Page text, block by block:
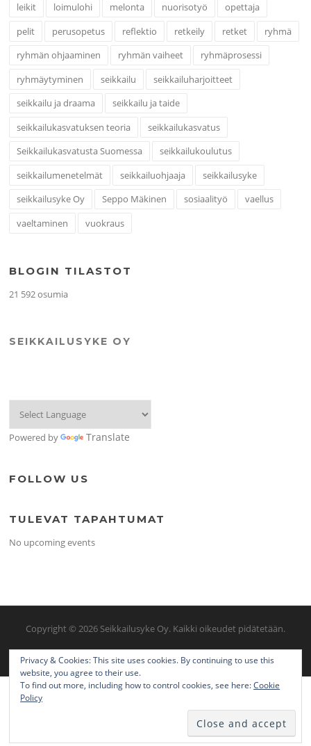
leikit
loimulohi melonta nuorisotyö
opettaja
pelit
perusopetus reflektio retkeily retket
ryhmä
ryhmän ohjaaminen
ryhmän vaiheet
ryhmäprosessi
ryhmäytyminen
seikkailu
seikkailuharjoitteet
seikkailu ja draama
seikkailu ja taide
seikkailukasvatuksen teoria
seikkailukasvatus
Seikkailukasvatusta Suomessa
seikkailukoulutus
seikkailumenetelmät
seikkailuohjaaja
seikkailusyke
seikkailusyke Oy
Seppo Mäkinen sosiaalityö
vaellus
vaeltaminen
vuokraus
BLOGIN TILASTOT
21 592 osumia
SEIKKAILUSYKE OY
Powered by Translate
FOLLOW US
TULEVAT TAPAHTUMAT
No upcoming events
Copyright © 2026 Seikkailusyke Oy. Kaikki oikeudet pidätetään.
Screenr parallax theme/ FameThemes
Privacy & Cookies: This site uses cookies. By continuing to use this
website, you agree to their use.
To find out more, including how to control cookies, see here:Cookie
Policy